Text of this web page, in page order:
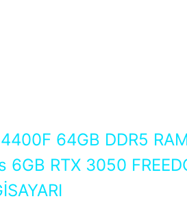
64GB DDR5
RTX 3050